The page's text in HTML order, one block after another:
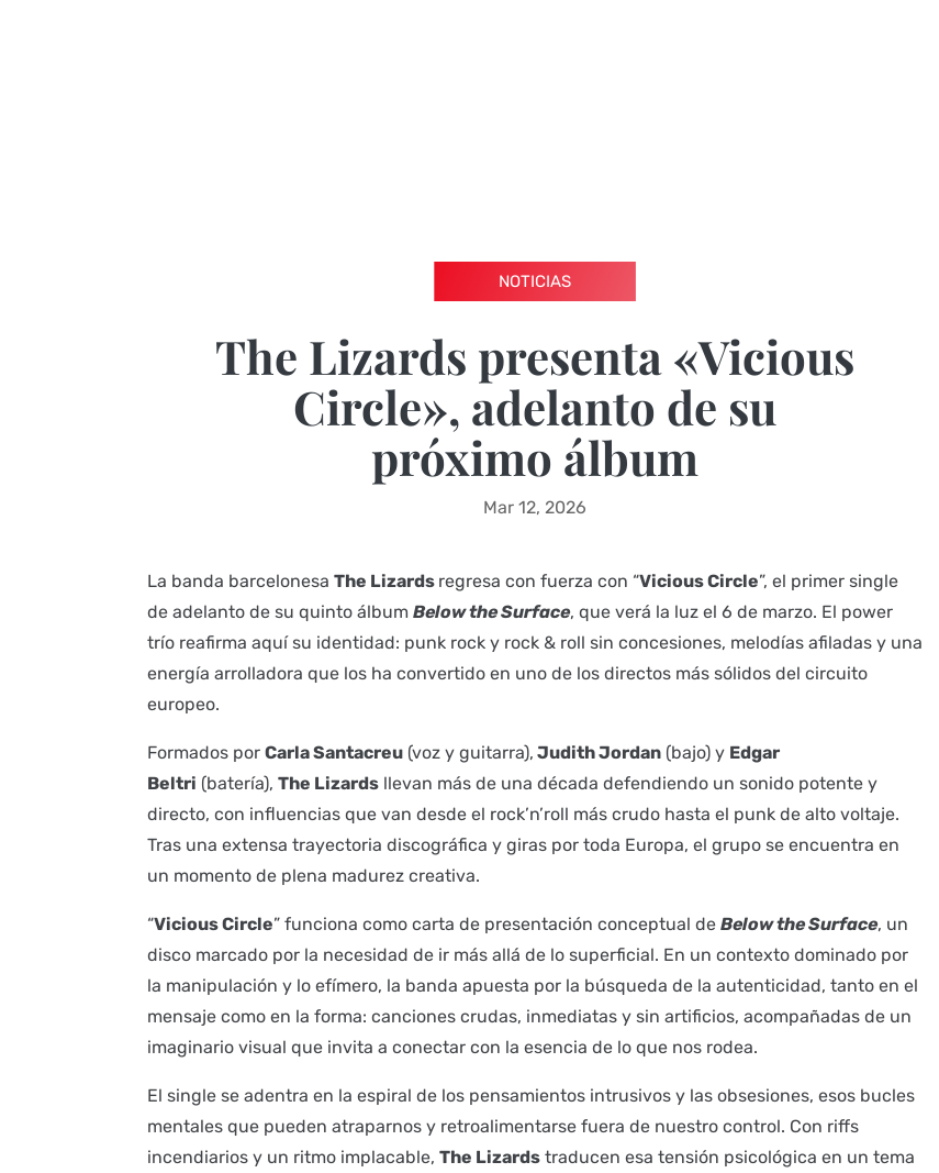
NOTICIAS
The Lizards presenta «Vicious
Circle», adelanto de su
próximo álbum
Mar 12, 2026
La banda barcelonesaThe Lizards regresa con fuerza con “Vicious Circle”, el primer single
de adelanto de su quinto álbumBelow the Surface, que verá la luz el 6 de marzo. El power
trío reafirma aquí su identidad: punk rock y rock & roll sin concesiones, melodías afiladas y una
energía arrolladora que los ha convertido en uno de los directos más sólidos del circuito
europeo.
Formados porCarla Santacreu (voz y guitarra), Judith Jordan (bajo) y Edgar
Beltri (batería),The Lizards llevan más de una década defendiendo un sonido potente y
directo, con influencias que van desde el rock’n’roll más crudo hasta el punk de alto voltaje.
Tras una extensa trayectoria discográfica y giras por toda Europa, el grupo se encuentra en
un momento de plena madurez creativa.
“Vicious Circle” funciona como carta de presentación conceptual deBelow the Surface, un
disco marcado por la necesidad de ir más allá de lo superficial. En un contexto dominado por
la manipulación y lo efímero, la banda apuesta por la búsqueda de la autenticidad, tanto en el
mensaje como en la forma: canciones crudas, inmediatas y sin artificios, acompañadas de un
imaginario visual que invita a conectar con la esencia de lo que nos rodea.
El single se adentra en la espiral de los pensamientos intrusivos y las obsesiones, esos bucles
mentales que pueden atraparnos y retroalimentarse fuera de nuestro control. Con riffs
incendiarios y un ritmo implacable,The Lizards traducen esa tensión psicológica en un tema